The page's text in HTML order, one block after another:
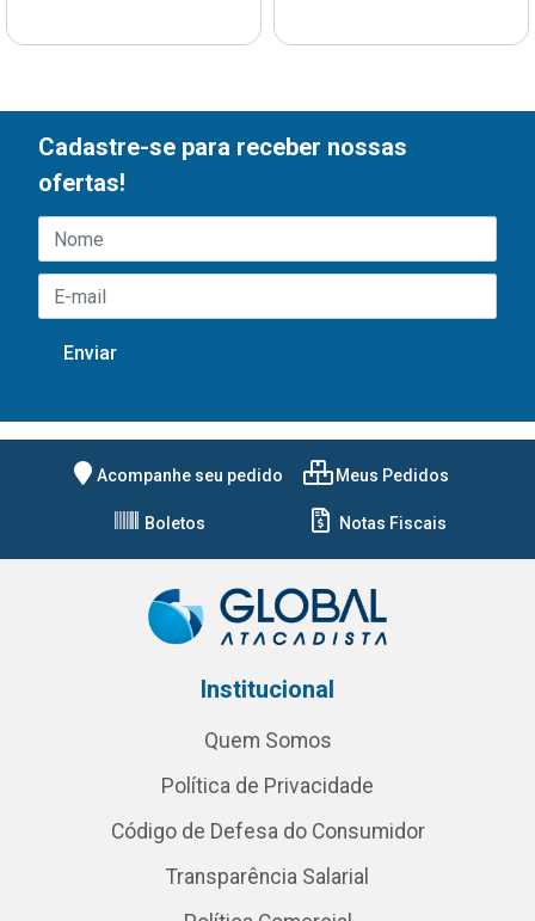
Cadastre-se para receber nossas
ofertas!
Acompanhe seu pedido Meus Pedidos
Boletos Notas Fiscais
Institucional
Quem Somos
Política de Privacidade
Código de Defesa do Consumidor
Transparência Salarial